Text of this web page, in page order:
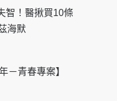
智！醫揪買10條
海默
－青春專案】